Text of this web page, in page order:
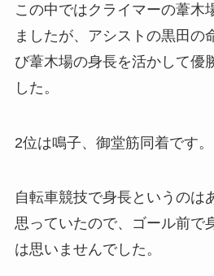
この中ではクライマーの葦木
ましたが、アシストの黒田の
び葦木場の身長を活かして優
した。
2位は鳴子、御堂筋同着です。
自転車競技で身長というのは
思っていたので、ゴール前で
は思いませんでした。